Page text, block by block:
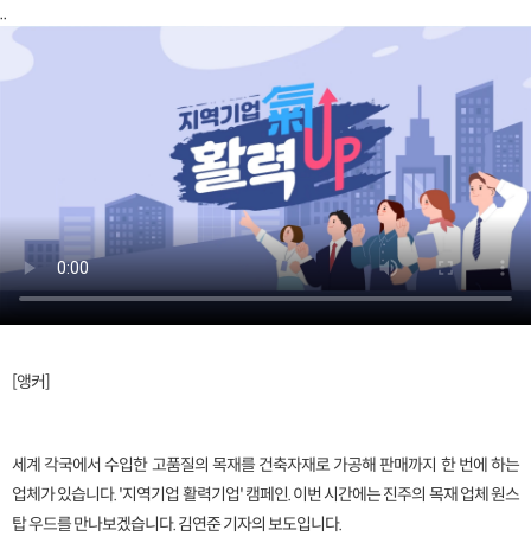
..
[앵커]
세계 각국에서 수입한 고품질의 목재를 건축자재로 가공해 판매까지 한 번에 하는
업체가 있습니다. '지역기업 활력기업' 캠페인. 이번 시간에는 진주의 목재 업체 원스
탑 우드를 만나보겠습니다. 김연준 기자의 보도입니다.